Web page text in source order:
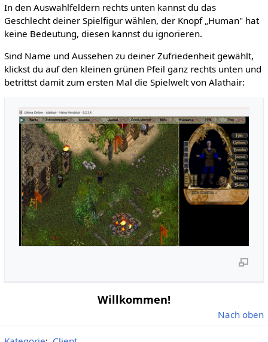
In den Auswahlfeldern rechts unten kannst du das
Geschlecht deiner Spielfigur wählen, der Knopf „Human" hat
keine Bedeutung, diesen kannst du ignorieren.
Sind Name und Aussehen zu deiner Zufriedenheit gewählt,
klickst du auf den kleinen grünen Pfeil ganz rechts unten und
betrittst damit zum ersten Mal die Spielwelt von Alathair:
Willkommen!
Nach oben